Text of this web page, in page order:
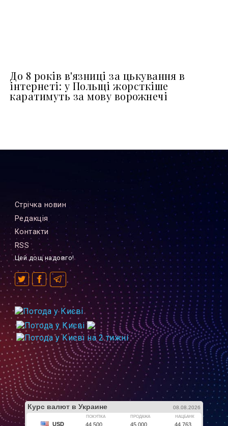
До 8 років в'язниці за цькування в
інтернеті: у Польщі жорсткіше
каратимуть за мову ворожнечі
Стрiчка новин
Редакцiя
Контакти
RSS
Цей дощ надовго!